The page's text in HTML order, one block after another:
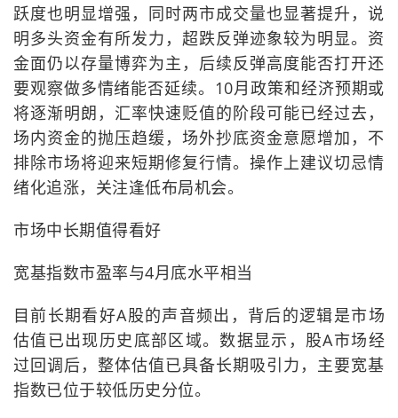
跃度也明显增强，同时两市成交量也显著提升，说
明多头资金有所发力，超跌反弹迹象较为明显。资
金面仍以存量博弈为主，后续反弹高度能否打开还
要观察做多情绪能否延续。10月政策和经济预期或
将逐渐明朗，汇率快速贬值的阶段可能已经过去，
场内资金的抛压趋缓，场外抄底资金意愿增加，不
排除市场将迎来短期修复行情。操作上建议切忌情
绪化追涨，关注逢低布局机会。
市场中长期值得看好
宽基指数市盈率与4月底水平相当
目前长期看好A股的声音频出，背后的逻辑是市场
估值已出现历史底部区域。数据显示，股A市场经
过回调后，整体估值已具备长期吸引力，主要宽基
指数已位于较低历史分位。